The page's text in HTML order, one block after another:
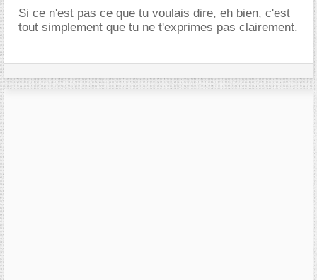
Si ce n'est pas ce que tu voulais dire, eh bien, c'est
tout simplement que tu ne t'exprimes pas clairement.